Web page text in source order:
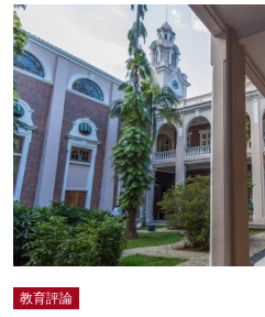
教育評論